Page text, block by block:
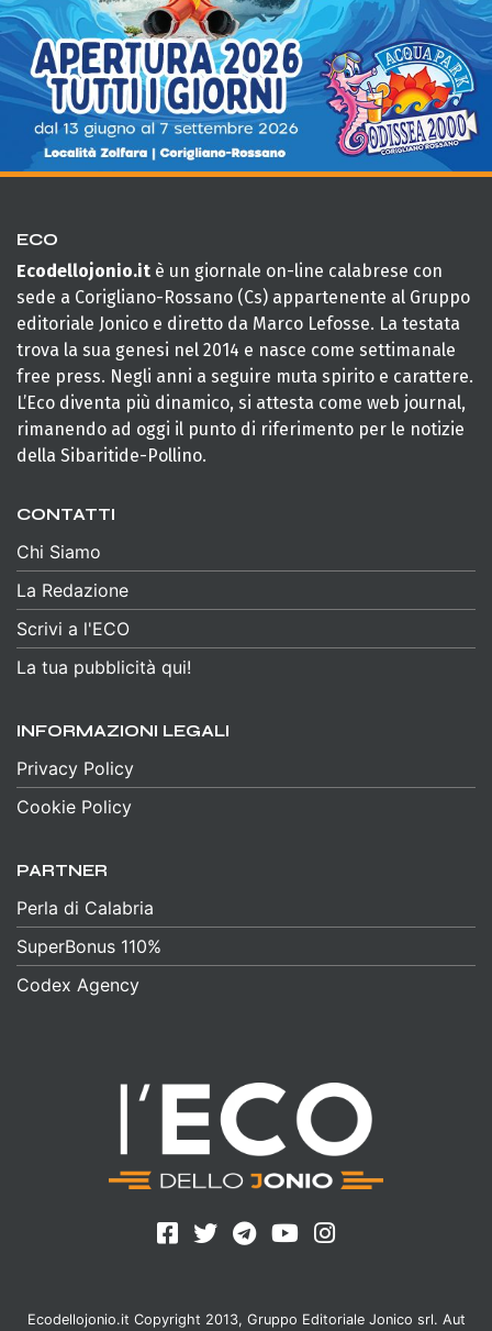
ECO
Ecodellojonio.it è un giornale on-line calabrese con
sede a Corigliano-Rossano (Cs) appartenente al Gruppo
editoriale Jonico e diretto da Marco Lefosse. La testata
trova la sua genesi nel 2014 e nasce come settimanale
free press. Negli anni a seguire muta spirito e carattere.
L’Eco diventa più dinamico, si attesta come web journal,
rimanendo ad oggi il punto di riferimento per le notizie
della Sibaritide-Pollino.
CONTATTI
Chi Siamo
La Redazione
Scrivi a l'ECO
La tua pubblicità qui!
INFORMAZIONI LEGALI
Privacy Policy
Cookie Policy
PARTNER
Perla di Calabria
SuperBonus 110%
Codex Agency
Ecodellojonio.it Copyright 2013, Gruppo Editoriale Jonico srl. Aut